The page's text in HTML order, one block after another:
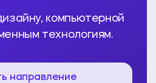
компьютерной
технологиям.
направление